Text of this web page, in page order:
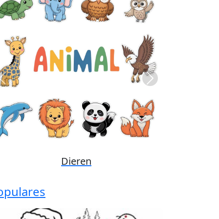
Disney
Previous Next